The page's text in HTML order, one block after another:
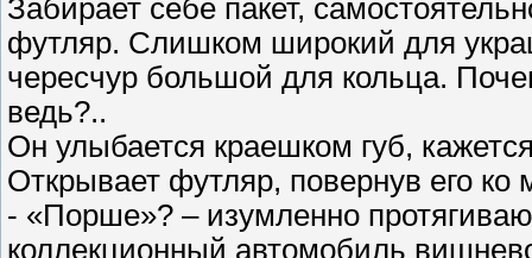
Забирает себе пакет,
футляр. Слишком широкий для
чересчур большой для кольца.
ведь?..
Он улыбается краешком губ,
Открывает футляр, повернув его ко
- «Порше»? – изумленно
коллекционный автомобиль